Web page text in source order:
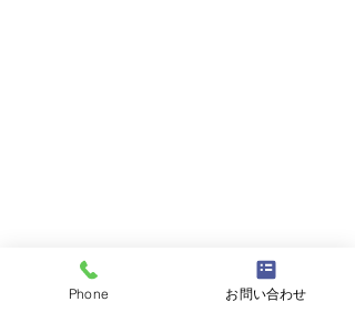
Phone お問い合わせ